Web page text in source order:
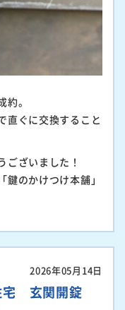
。
直ぐに交換すること
ございました！
のかけつけ本舗」
2026年05月14日
宅 玄関開錠